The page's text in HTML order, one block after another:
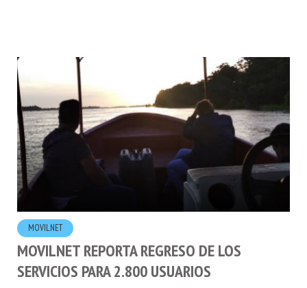
MOVILNET
MOVILNET REPORTA REGRESO DE LOS
SERVICIOS PARA 2.800 USUARIOS